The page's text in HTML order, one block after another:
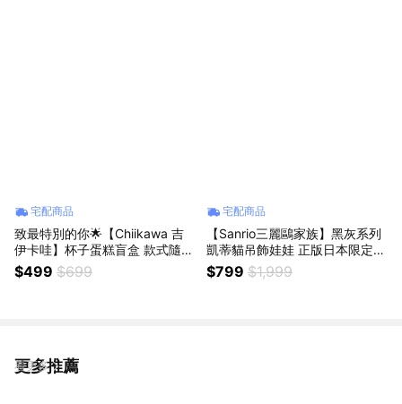
宅配商品
致最特別的你🌟【Chiikawa 吉
伊卡哇】杯子蛋糕盲盒 款式隨
機/特殊款 正版韓國限定款 可愛
公仔收藏 小八 吉伊 烏薩奇辦公
$499 $699
宅配商品
【Sanrio三麗鷗家族】黑灰系列
凱蒂貓吊飾娃娃 正版日本限定款
hellokitty包包吊飾 絨毛公仔鑰
匙圈 女生朋友送禮 情人節禮物
$799 $1,999
更多推薦
看更多